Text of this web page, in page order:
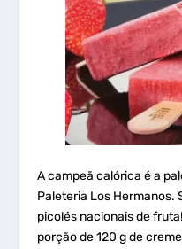
A campeã calórica é a
Paleteria Los Hermanos.
picolés nacionais de
porção de 120 g de